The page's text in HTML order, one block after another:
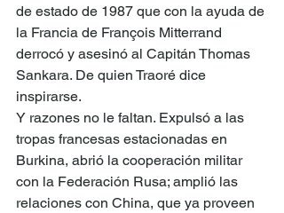
de estado de 1987 que con la ayuda de
la Francia de François Mitterrand
derrocó y asesinó al Capitán Thomas
Sankara. De quien Traoré dice
inspirarse.
Y razones no le faltan. Expulsó a las
tropas francesas estacionadas en
Burkina, abrió la cooperación militar
con la Federación Rusa; amplió las
relaciones con China, que ya proveen